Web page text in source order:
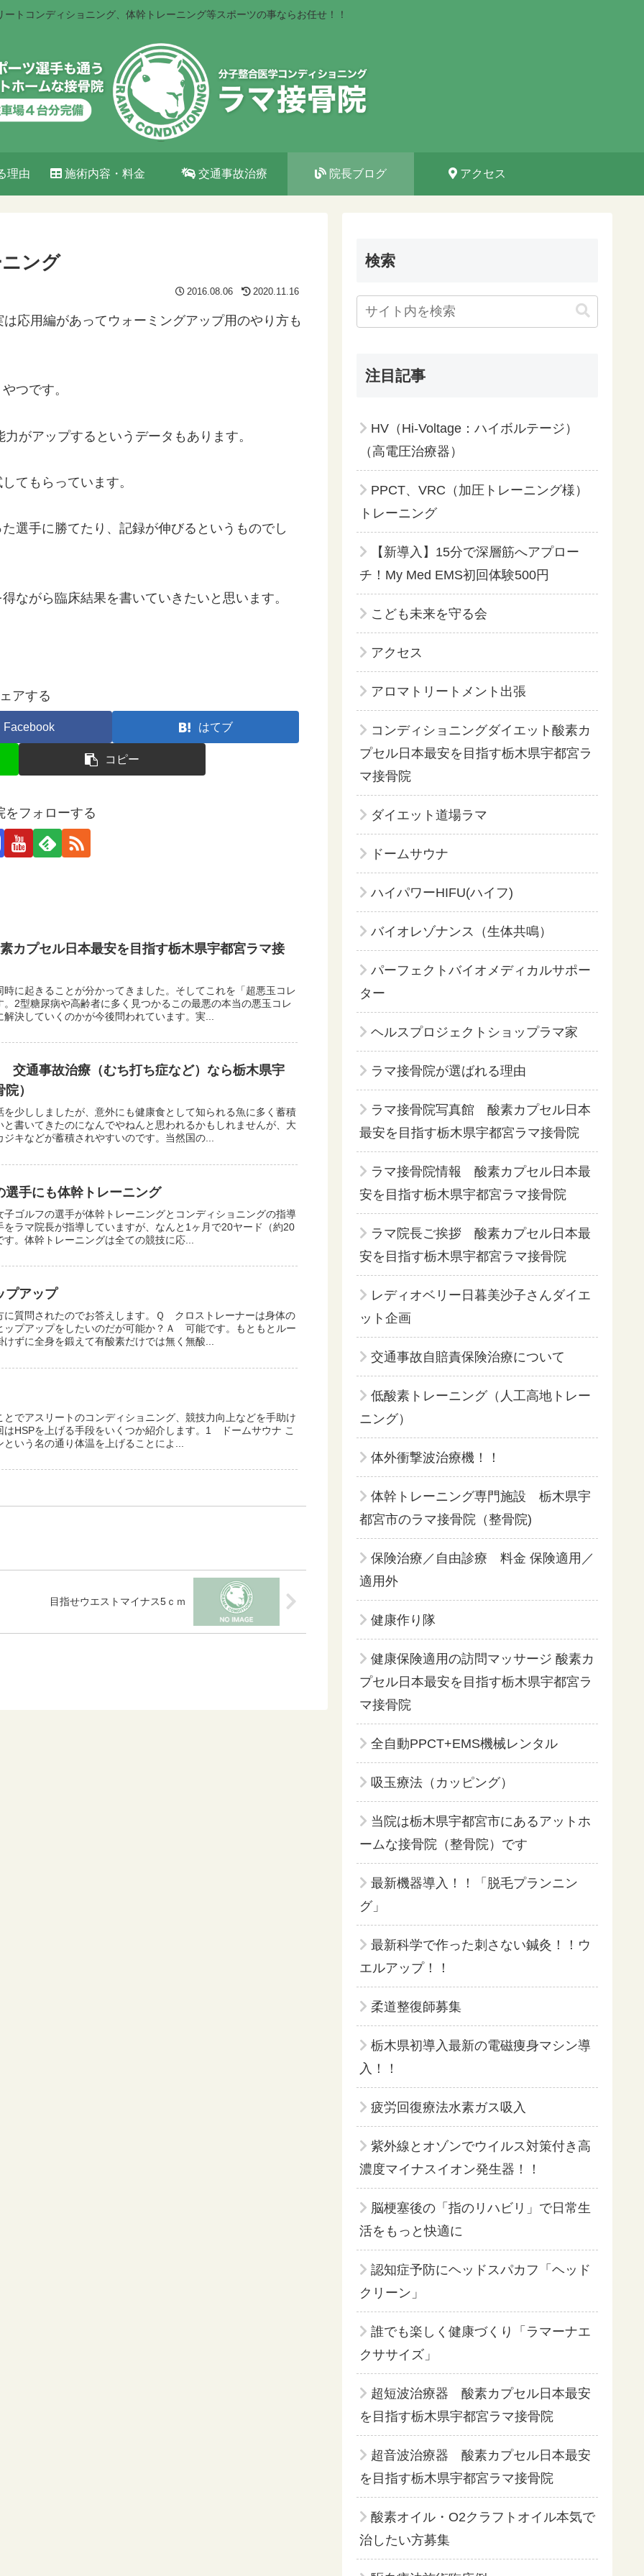
ートコンディショニング、体幹トレーニング等スポーツの事ならお任せ！！
理由 施術内容・料金 交通事故治療 院長ブログ アクセス
ング
2016.08.06 2020.11.16
応用編があってウォーミングアップ用のやり方も
つです。
がアップするというデータもあります。
てもらっています。
選手に勝てたり、記録が伸びるというものでし
ながら臨床結果を書いていきたいと思います。
アする
Facebook はてブ
コピー
をフォローする
カプセル日本最安を目指す栃木県宇都宮ラマ接
に起きることが分かってきました。そしてこれを「超悪玉コレ
。2型糖尿病や高齢者に多く見つかるこの最悪の本当の悪玉コレ
決していくのかが今後問われています。実...
交通事故治療（むち打ち症など）なら栃木県宇
）
少ししましたが、意外にも健康食として知られる魚に多く蓄積
と書いてきたのになんでやねんと思われるかもしれませんが、大
キなどが蓄積されやすいのです。当然国の...
選手にも体幹トレーニング
ゴルフの選手が体幹トレーニングとコンディショニングの指導
ラマ院長が指導していますが、なんと1ヶ月で20ヤード（約20
。体幹トレーニングは全ての競技に応...
プアップ
に質問されたのでお答えします。Ｑ クロストレーナーは身体の
ップアップをしたいのだが可能か？Ａ 可能です。もともとルー
ずに全身を鍛えて有酸素だけでは無く無酸...
でアスリートのコンディショニング、競技力向上などを手助け
はHSPを上げる手段をいくつか紹介します。1 ドームサウナ こ
いう名の通り体温を上げることによ...
目指せウエストマイナス5ｃｍ
検索
注目記事
HV（Hi-Voltage：ハイボルテージ）
（高電圧治療器）
PPCT、VRC（加圧トレーニング様）
トレーニング
【新導入】15分で深層筋へアプロー
チ！My Med EMS初回体験500円
こども未来を守る会
アクセス
アロマトリートメント出張
コンディショニングダイエット酸素カ
プセル日本最安を目指す栃木県宇都宮ラ
マ接骨院
ダイエット道場ラマ
ドームサウナ
ハイパワーHIFU(ハイフ)
バイオレゾナンス（生体共鳴）
パーフェクトバイオメディカルサポー
ター
ヘルスプロジェクトショップラマ家
ラマ接骨院が選ばれる理由
ラマ接骨院写真館 酸素カプセル日本
最安を目指す栃木県宇都宮ラマ接骨院
ラマ接骨院情報 酸素カプセル日本最
安を目指す栃木県宇都宮ラマ接骨院
ラマ院長ご挨拶 酸素カプセル日本最
安を目指す栃木県宇都宮ラマ接骨院
レディオベリー日暮美沙子さんダイエ
ット企画
交通事故自賠責保険治療について
低酸素トレーニング（人工高地トレー
ニング）
体外衝撃波治療機！！
体幹トレーニング専門施設 栃木県宇
都宮市のラマ接骨院（整骨院)
保険治療／自由診療 料金 保険適用／
適用外
健康作り隊
健康保険適用の訪問マッサージ 酸素カ
プセル日本最安を目指す栃木県宇都宮ラ
マ接骨院
全自動PPCT+EMS機械レンタル
吸玉療法（カッピング）
当院は栃木県宇都宮市にあるアットホ
ームな接骨院（整骨院）です
最新機器導入！！「脱毛プランニン
グ」
最新科学で作った刺さない鍼灸！！ウ
エルアップ！！
柔道整復師募集
栃木県初導入最新の電磁痩身マシン導
入！！
疲労回復療法水素ガス吸入
紫外線とオゾンでウイルス対策付き高
濃度マイナスイオン発生器！！
脳梗塞後の「指のリハビリ」で日常生
活をもっと快適に
認知症予防にヘッドスパカフ「ヘッド
クリーン」
誰でも楽しく健康づくり「ラマーナエ
クササイズ」
超短波治療器 酸素カプセル日本最安
を目指す栃木県宇都宮ラマ接骨院
超音波治療器 酸素カプセル日本最安
を目指す栃木県宇都宮ラマ接骨院
酸素オイル・O2クラフトオイル本気で
治したい方募集